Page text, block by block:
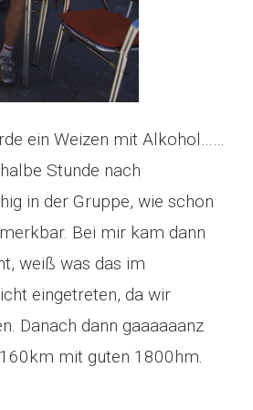
ein Weizen mit Alkohol……
Stunde nach
in der Gruppe, wie schon
Bei mir kam dann
weiß was das im
eingetreten, da wir
Danach dann gaaaaaanz
mit guten 1800hm.